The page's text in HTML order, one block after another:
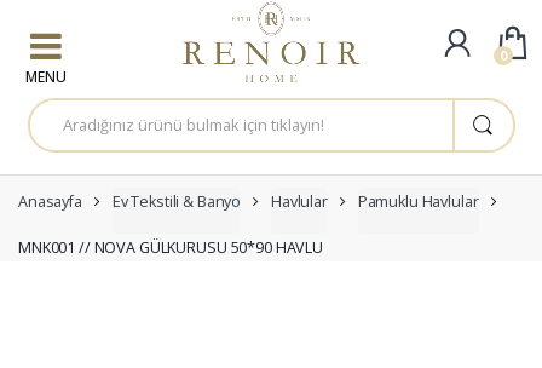
A
r
a
a
:
Anasayfa Ev Tekstili & Banyo Havlular Pamuklu Havlular
MNK001 // NOVA GÜLKURUSU 50*90 HAVLU
0